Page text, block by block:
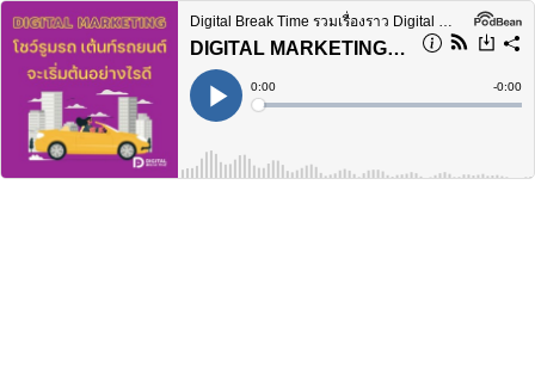
Digital Break Time รวมเรื่องราว Digital Marketing ในทุกแง่มุม
DIGITAL MARKETING รถยนต์ สำหรับเต้นท์รถ และโชว์รูมรถยนต์ ควรเริ่มอย่างไรดี - DBT013
Play
Current
Time
0:00
Loaded:
Time
-0:00